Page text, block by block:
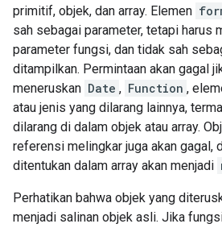
primitif, objek, dan array. Elemen
sah sebagai parameter, tetapi harus
parameter fungsi, dan tidak sah
ditampilkan. Permintaan akan gagal
meneruskan Date , Function ,
atau jenis yang dilarang lainnya,
dilarang di dalam objek atau array.
referensi melingkar juga akan gagal,
ditentukan dalam array akan menjadi
Perhatikan bahwa objek yang
menjadi salinan objek asli. Jika